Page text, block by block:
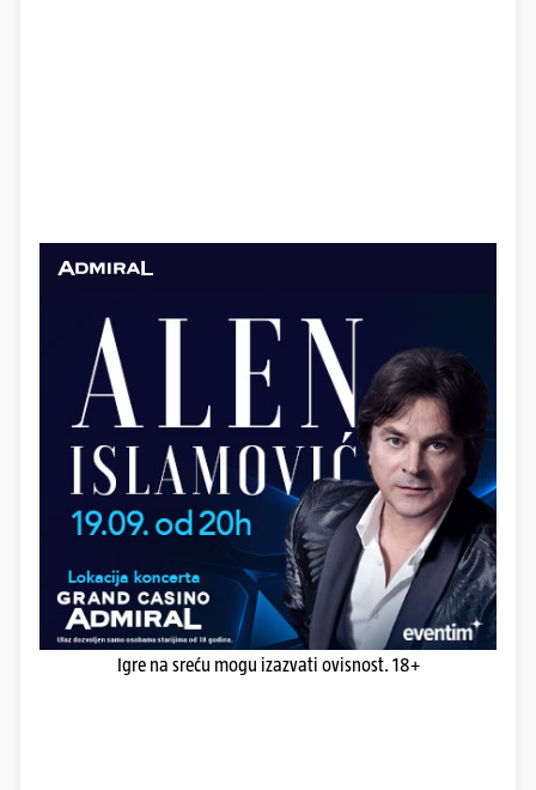
Igre na sreću mogu izazvati ovisnost. 18+